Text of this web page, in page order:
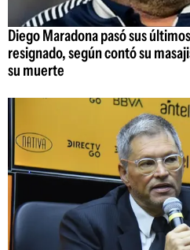
Diego Maradona pasó sus
resignado, según contó su
su muerte